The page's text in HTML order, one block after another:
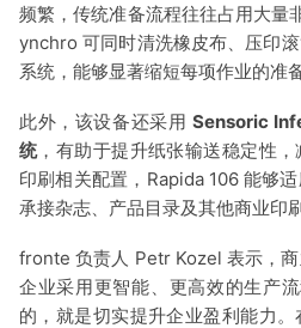
频繁，传统准备流程往往占用大量
ynchro 可同时清洗橡皮布、压印
系统，能够显著缩短每项作业的准
此外，该设备还采用Sensoric
统，有助于提升纸张输送稳定性
印刷相关配置，Rapida 106 能够
承接杂志、产品目录及其他商业印
fronte 负责人 Petr Kozel 表示，
企业采用更智能、更高效的生产
的，就是切实提升企业盈利能力